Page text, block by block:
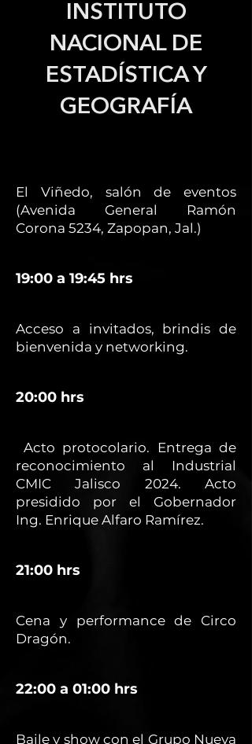
INSTITUTO
NACIONAL DE
ESTADÍSTICA Y
GEOGRAFÍA
El Viñedo, salón de eventos
(Avenida General Ramón
Corona 5234, Zapopan, Jal.)
19:00 a 19:45 hrs
Acceso a invitados, brindis de
bienvenida y networking.
20:00 hrs
Acto protocolario. Entrega de
reconocimiento al Industrial
CMIC Jalisco 2024. Acto
presidido por el Gobernador
Ing. Enrique Alfaro Ramírez.
21:00 hrs
Cena y performance de Circo
Dragón.
22:00 a 01:00 hrs
Baile y show con el Grupo Nueva